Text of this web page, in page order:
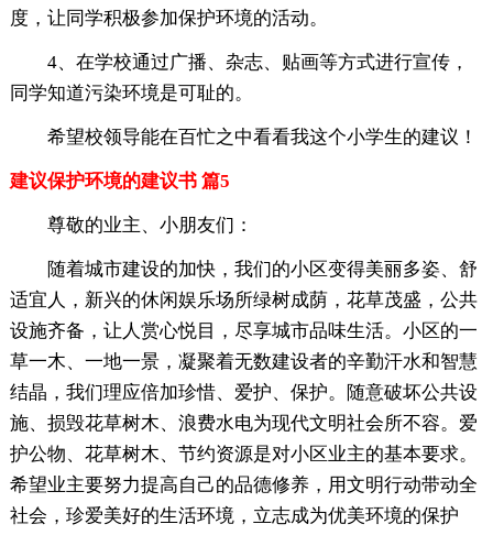
度，让同学积极参加保护环境的活动。
4、在学校通过广播、杂志、贴画等方式进行宣传，
同学知道污染环境是可耻的。
希望校领导能在百忙之中看看我这个小学生的建议！
建议保护环境的建议书 篇5
尊敬的业主、小朋友们：
随着城市建设的加快，我们的小区变得美丽多姿、舒
适宜人，新兴的休闲娱乐场所绿树成荫，花草茂盛，公共
设施齐备，让人赏心悦目，尽享城市品味生活。小区的一
草一木、一地一景，凝聚着无数建设者的辛勤汗水和智慧
结晶，我们理应倍加珍惜、爱护、保护。随意破坏公共设
施、损毁花草树木、浪费水电为现代文明社会所不容。爱
护公物、花草树木、节约资源是对小区业主的基本要求。
希望业主要努力提高自己的品德修养，用文明行动带动全
社会，珍爱美好的生活环境，立志成为优美环境的保护